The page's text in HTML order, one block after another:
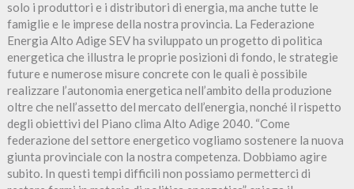
solo i produttori e i distributori di energia, ma anche tutte le
famiglie e le imprese della nostra provincia. La Federazione
Energia Alto Adige SEV ha sviluppato un progetto di politica
energetica che illustra le proprie posizioni di fondo, le strategie
future e numerose misure concrete con le quali è possibile
realizzare l’autonomia energetica nell’ambito della produzione
oltre che nell’assetto del mercato dell’energia, nonché il rispetto
degli obiettivi del Piano clima Alto Adige 2040. “Come
federazione del settore energetico vogliamo sostenere la nuova
giunta provinciale con la nostra competenza. Dobbiamo agire
subito. In questi tempi difficili non possiamo permetterci di